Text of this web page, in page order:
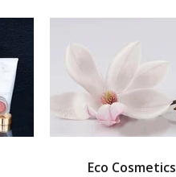
Eco Cosmetics